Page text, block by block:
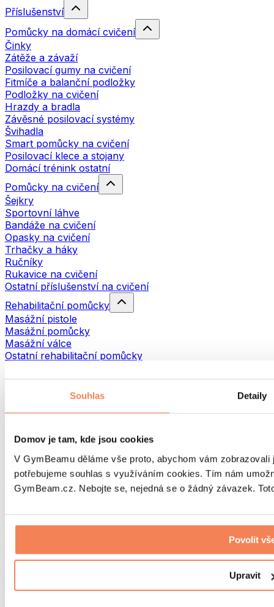
Souhlas Detaily
Domov je tam, kde jsou cookies
V GymBeamu děláme vše proto, abychom vám
potřebujeme souhlas s využíváním cookies. Tím nám
GymBeam.cz. Nebojte se, nejedná se o žádný závazek.
Povolit
Upravit
Příslušenství
Pomůcky na domácí cvičení
Činky
Zátěže a závaží
Posilovací gumy na cvičení
Fitmíče a balanční podložky
Podložky na cvičení
Hrazdy a bradla
Závěsné posilovací systémy
Švihadla
Smart pomůcky na cvičení
Posilovací klece a stojany
Domácí trénink ostatní
Pomůcky na cvičení
Šejkry
Sportovní láhve
Bandáže na cvičení
Opasky na cvičení
Trhačky a háky
Ručníky
Rukavice na cvičení
Ostatní příslušenství na cvičení
Rehabilitační pomůcky
Masážní pistole
Masážní pomůcky
Masážní válce
Ostatní rehabilitační pomůcky
Batohy
Běh
Bojové sporty
Cyklistika
Jóga a pilates
Otužování
Turistika
Red Light Therapy
Vodní filtry a konvice